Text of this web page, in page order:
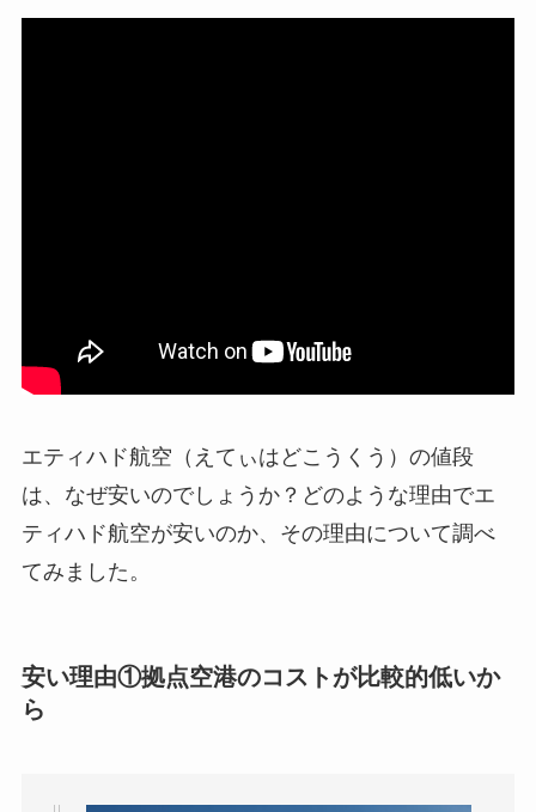
エティハド航空（えてぃはどこうくう）の値段
は、なぜ安いのでしょうか？どのような理由でエ
ティハド航空が安いのか、その理由について調べ
てみました。
安い理由①拠点空港のコストが比較的低いか
ら